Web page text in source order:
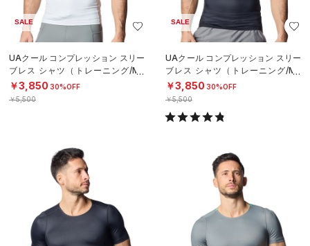
SALE
UAクール コンプレッション スリー
ブレス シャツ（トレーニング/ME
N）
￥3,850 30%OFF
￥5,500
SALE
UAクール コンプレッション スリー
ブレス シャツ（トレーニング/ME
N）
￥3,850 30%OFF
￥5,500